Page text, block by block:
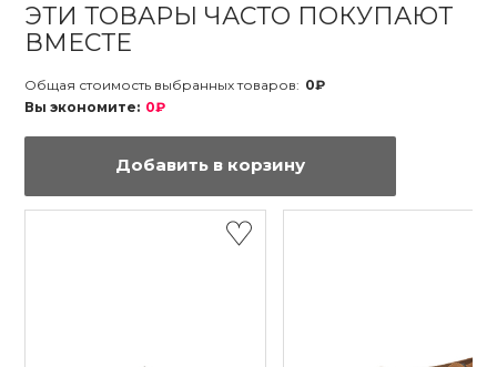
ЭТИ ТОВАРЫ ЧАСТО ПОКУПАЮТ
ВМЕСТЕ
Общая стоимость выбранных товаров: 0₽
Вы экономите: 0₽
Добавить в корзину